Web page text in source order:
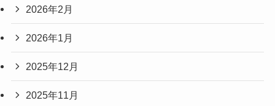
2026年2月
2026年1月
2025年12月
2025年11月